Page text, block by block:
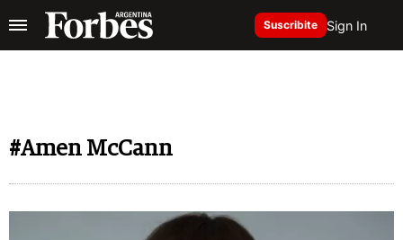
Suscribite Sign In
#Amen McCann